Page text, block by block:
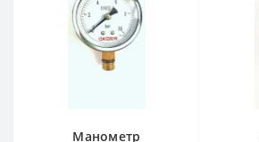
Манометр